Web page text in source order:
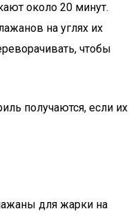
около 20 минут.
на углях их
чтобы
получаются, если их
для жарки на